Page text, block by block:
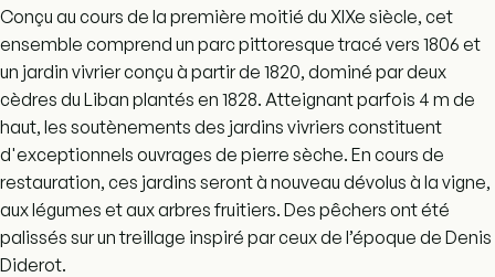
Conçu au cours de la première moitié du XIXe siècle, cet
ensemble comprend un parc pittoresque tracé vers 1806 et
un jardin vivrier conçu à partir de 1820, dominé par deux
cèdres du Liban plantés en 1828. Atteignant parfois 4 m de
haut, les soutènements des jardins vivriers constituent
d'exceptionnels ouvrages de pierre sèche. En cours de
restauration, ces jardins seront à nouveau dévolus à la vigne,
aux légumes et aux arbres fruitiers. Des pêchers ont été
palissés sur un treillage inspiré par ceux de l’époque de Denis
Diderot.